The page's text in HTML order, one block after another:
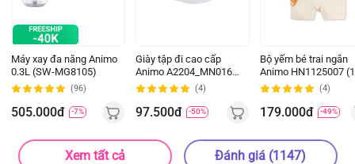
Máy xay đa năng Animo
0.3L (SW-MG8105)
(96)
505.000đ -7%
Giày tập đi cao cấp
Animo A2204_MN016
(16-19,Hồng) (4)
97.500đ -50%
Bộ yếm bé trai ngắn
Animo HN1125007
4Y,Kem-nâu, NN02)
(4)
179.000đ -49%
Xem tất cả Đánh giá (1147)